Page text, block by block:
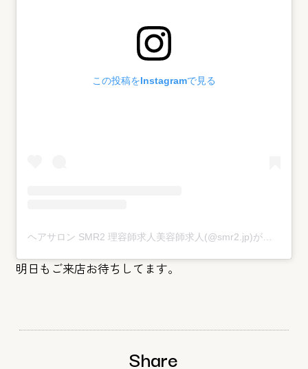
この投稿をInstagramで見る
ヘアサロン SMR2 理容師求人美容師求人(@smr2.jp)がシェアした投稿
明日もご来店お待ちしてます。
Share